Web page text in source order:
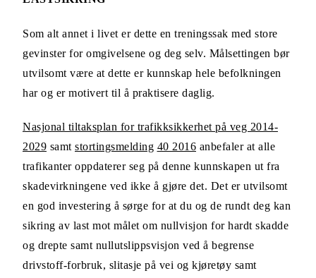
Som alt annet i livet er dette en treningssak med store
gevinster for omgivelsene og deg selv. Målsettingen bør
utvilsomt være at dette er kunnskap hele befolkningen
har og er motivert til å praktisere daglig.
Nasjonal tiltaksplan for trafikksikkerhet på veg 2014-
2029 samt stortingsmelding 40 2016 anbefaler at alle
trafikanter oppdaterer seg på denne kunnskapen ut fra
skadevirkningene ved ikke å gjøre det. Det er utvilsomt
en god investering å sørge for at du og de rundt deg kan
sikring av last mot målet om nullvisjon for hardt skadde
og drepte samt nullutslippsvisjon ved å begrense
drivstoff-forbruk, slitasje på vei og kjøretøy samt